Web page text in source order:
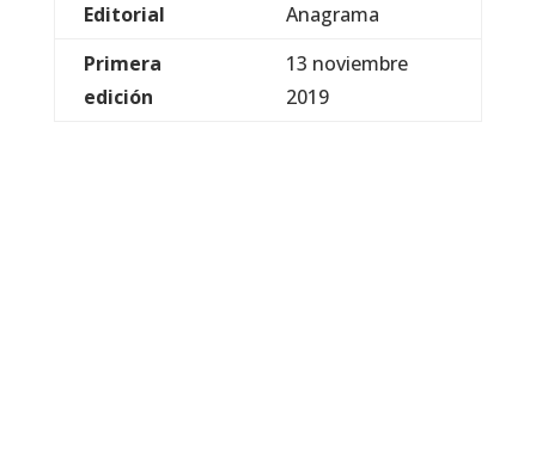
Editorial
Anagrama
Primera
edición
13 noviembre
2019